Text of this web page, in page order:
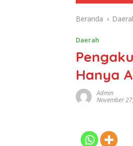
Beranda
Daerah
Hanya
Admin
November